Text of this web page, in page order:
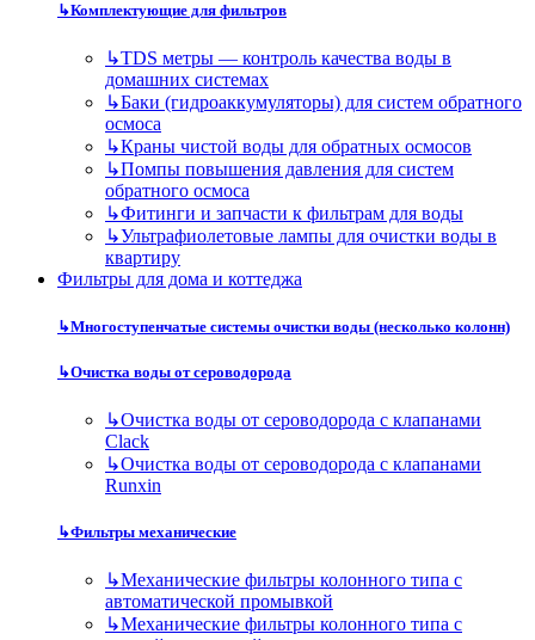
↳Комплектующие для фильтров
↳TDS метры — контроль качества воды в
домашних системах
↳Баки (гидроаккумуляторы) для систем обратного
осмоса
↳Краны чистой воды для обратных осмосов
↳Помпы повышения давления для систем
обратного осмоса
↳Фитинги и запчасти к фильтрам для воды
↳Ультрафиолетовые лампы для очистки воды в
квартиру
Фильтры для дома и коттеджа
↳Многоступенчатые системы очистки воды (несколько колонн)
↳Очистка воды от сероводорода
↳Очистка воды от сероводорода с клапанами
Clack
↳Очистка воды от сероводорода с клапанами
Runxin
↳Фильтры механические
↳Механические фильтры колонного типа с
автоматической промывкой
↳Механические фильтры колонного типа с